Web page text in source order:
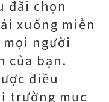
đãi chọn
xuống miễn
người
của bạn.
điều
trường mục